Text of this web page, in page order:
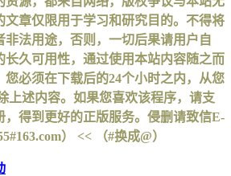
文章仅限用于学习和研究目的。不得将
非法用途，否则，一切后果请用户自
长久可用性，通过使用本站内容随之而
您必须在下载后的24个小时之内，从您
上述内容。如果您喜欢该程序，请支
，得到更好的正版服务。侵删请致信E-
） << （#换成@）